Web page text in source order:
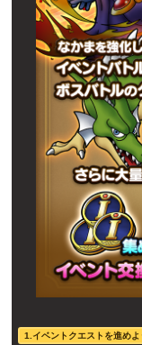
1.イベントクエストを進めよ